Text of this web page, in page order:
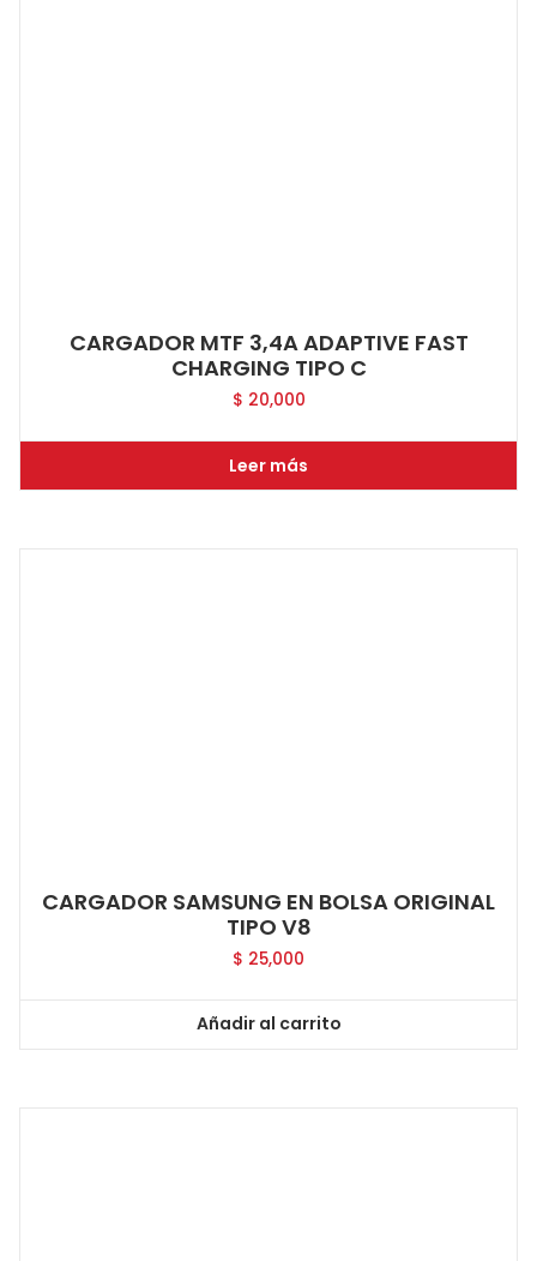
CARGADOR MTF 3,4A ADAPTIVE FAST
CHARGING TIPO C
$ 20,000
Leer más
CARGADOR SAMSUNG EN BOLSA ORIGINAL
TIPO V8
$ 25,000
Añadir al carrito